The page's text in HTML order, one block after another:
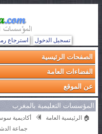
تسجيل الدخول استرجاع
الصفحات الرئيسية
الفضاءات العامة
عن الموقع
المؤسسات التعليمية بالمغرب
🏠 الرئيسية العامة أكاديمية
جماعة